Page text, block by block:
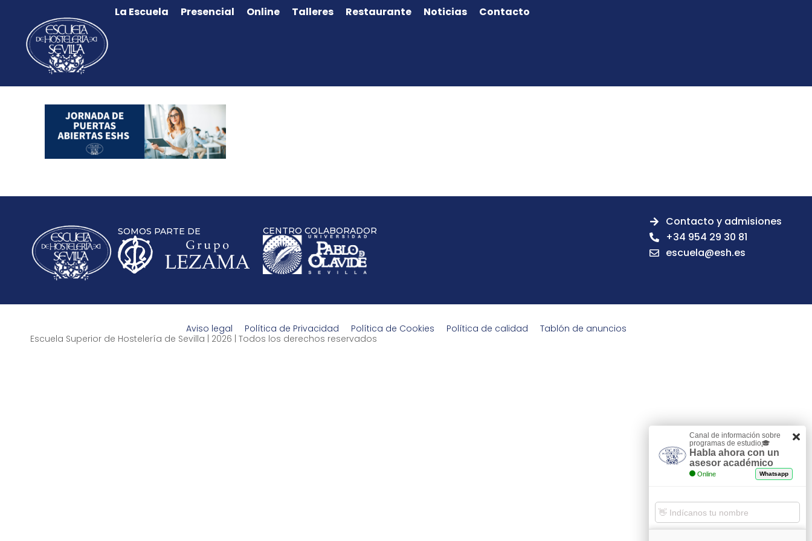
La Escuela Presencial Online Talleres Restaurante Noticias Contacto
SOMOS PARTE DE CENTRO COLABORADOR
Contacto y admisiones
+34 954 29 30 81
escuela@esh.es
Aviso legal Política de Privacidad Política de Cookies Política de calidad
Tablón de anuncios
Escuela Superior de Hostelería de Sevilla | 2026 | Todos los derechos reservados
Canal de información sobre
programas de estudio🎓
Habla ahora con un
asesor académico
Online Whatsapp